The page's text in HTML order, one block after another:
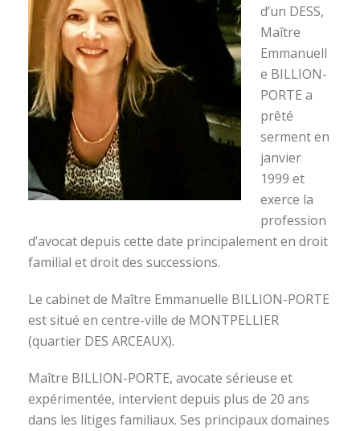
d’un DESS,
Maître
Emmanuell
e BILLION-
PORTE a
prêté
serment en
janvier
1999 et
exerce la
profession
d’avocat depuis cette date principalement en droit
familial et droit des successions.
Le cabinet de Maître Emmanuelle BILLION-PORTE
est situé en centre-ville de MONTPELLIER
(quartier DES ARCEAUX).
Maître BILLION-PORTE, avocate sérieuse et
expérimentée, intervient depuis plus de 20 ans
dans les litiges familiaux. Ses principaux domaines